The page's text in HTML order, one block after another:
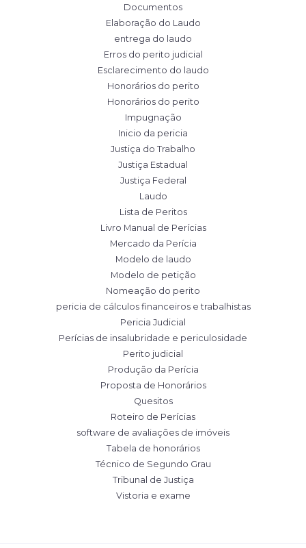
Documentos
Elaboração do Laudo
entrega do laudo
Erros do perito judicial
Esclarecimento do laudo
Honorários do perito
Honorários do perito
Impugnação
Inicio da pericia
Justiça do Trabalho
Justiça Estadual
Justiça Federal
Laudo
Lista de Peritos
Livro Manual de Perícias
Mercado da Perícia
Modelo de laudo
Modelo de petição
Nomeação do perito
pericia de cálculos financeiros e trabalhistas
Pericia Judicial
Perícias de insalubridade e periculosidade
Perito judicial
Produção da Perícia
Proposta de Honorários
Quesitos
Roteiro de Perícias
software de avaliações de imóveis
Tabela de honorários
Técnico de Segundo Grau
Tribunal de Justiça
Vistoria e exame